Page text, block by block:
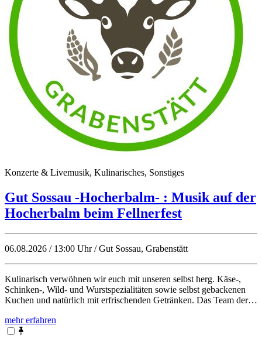
Konzerte & Livemusik, Kulinarisches, Sonstiges
Gut Sossau -Hocherbalm- : Musik auf der
Hocherbalm beim Fellnerfest
06.08.2026 / 13:00 Uhr / Gut Sossau, Grabenstätt
Kulinarisch verwöhnen wir euch mit unseren selbst herg. Käse-,
Schinken-, Wild- und Wurstspezialitäten sowie selbst gebackenen
Kuchen und natürlich mit erfrischenden Getränken. Das Team der…
mehr erfahren